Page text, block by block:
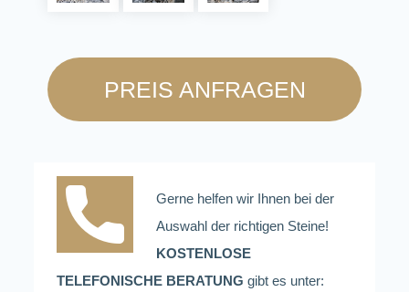
PREIS ANFRAGEN
Gerne helfen wir Ihnen bei der
Auswahl der richtigen Steine!
KOSTENLOSE
TELEFONISCHE BERATUNG gibt es unter: